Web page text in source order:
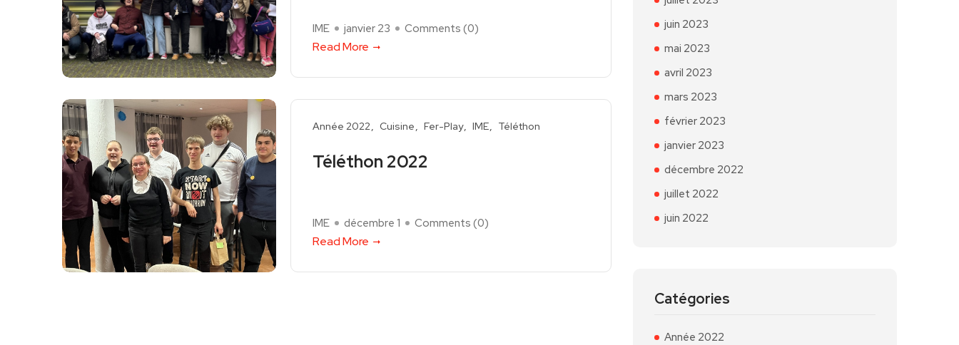
IME janvier 23 Comments (0)
Read More
Année 2022 Cuisine Fer-Play IME Téléthon
Téléthon 2022
IME décembre 1 Comments (0)
Read More
juin 2023
mai 2023
avril 2023
mars 2023
février 2023
janvier 2023
décembre 2022
juillet 2022
juin 2022
Catégories
Année 2022